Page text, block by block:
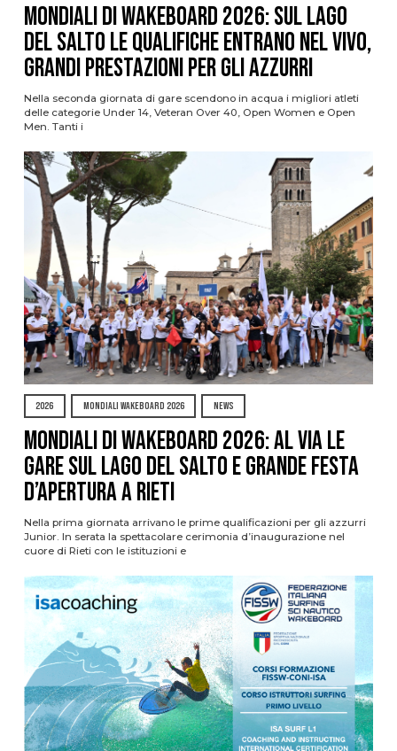
Mondiali di Wakeboard 2026: sul Lago
del Salto le qualifiche entrano nel vivo,
grandi prestazioni per gli azzurri
Nella seconda giornata di gare scendono in acqua i migliori atleti
delle categorie Under 14, Veteran Over 40, Open Women e Open
Men. Tanti i
2026 MONDIALI WAKEBOARD 2026 NEWS
Mondiali di Wakeboard 2026: al via le
gare sul Lago del Salto e grande festa
d’apertura a Rieti
Nella prima giornata arrivano le prime qualificazioni per gli azzurri
Junior. In serata la spettacolare cerimonia d’inaugurazione nel
cuore di Rieti con le istituzioni e